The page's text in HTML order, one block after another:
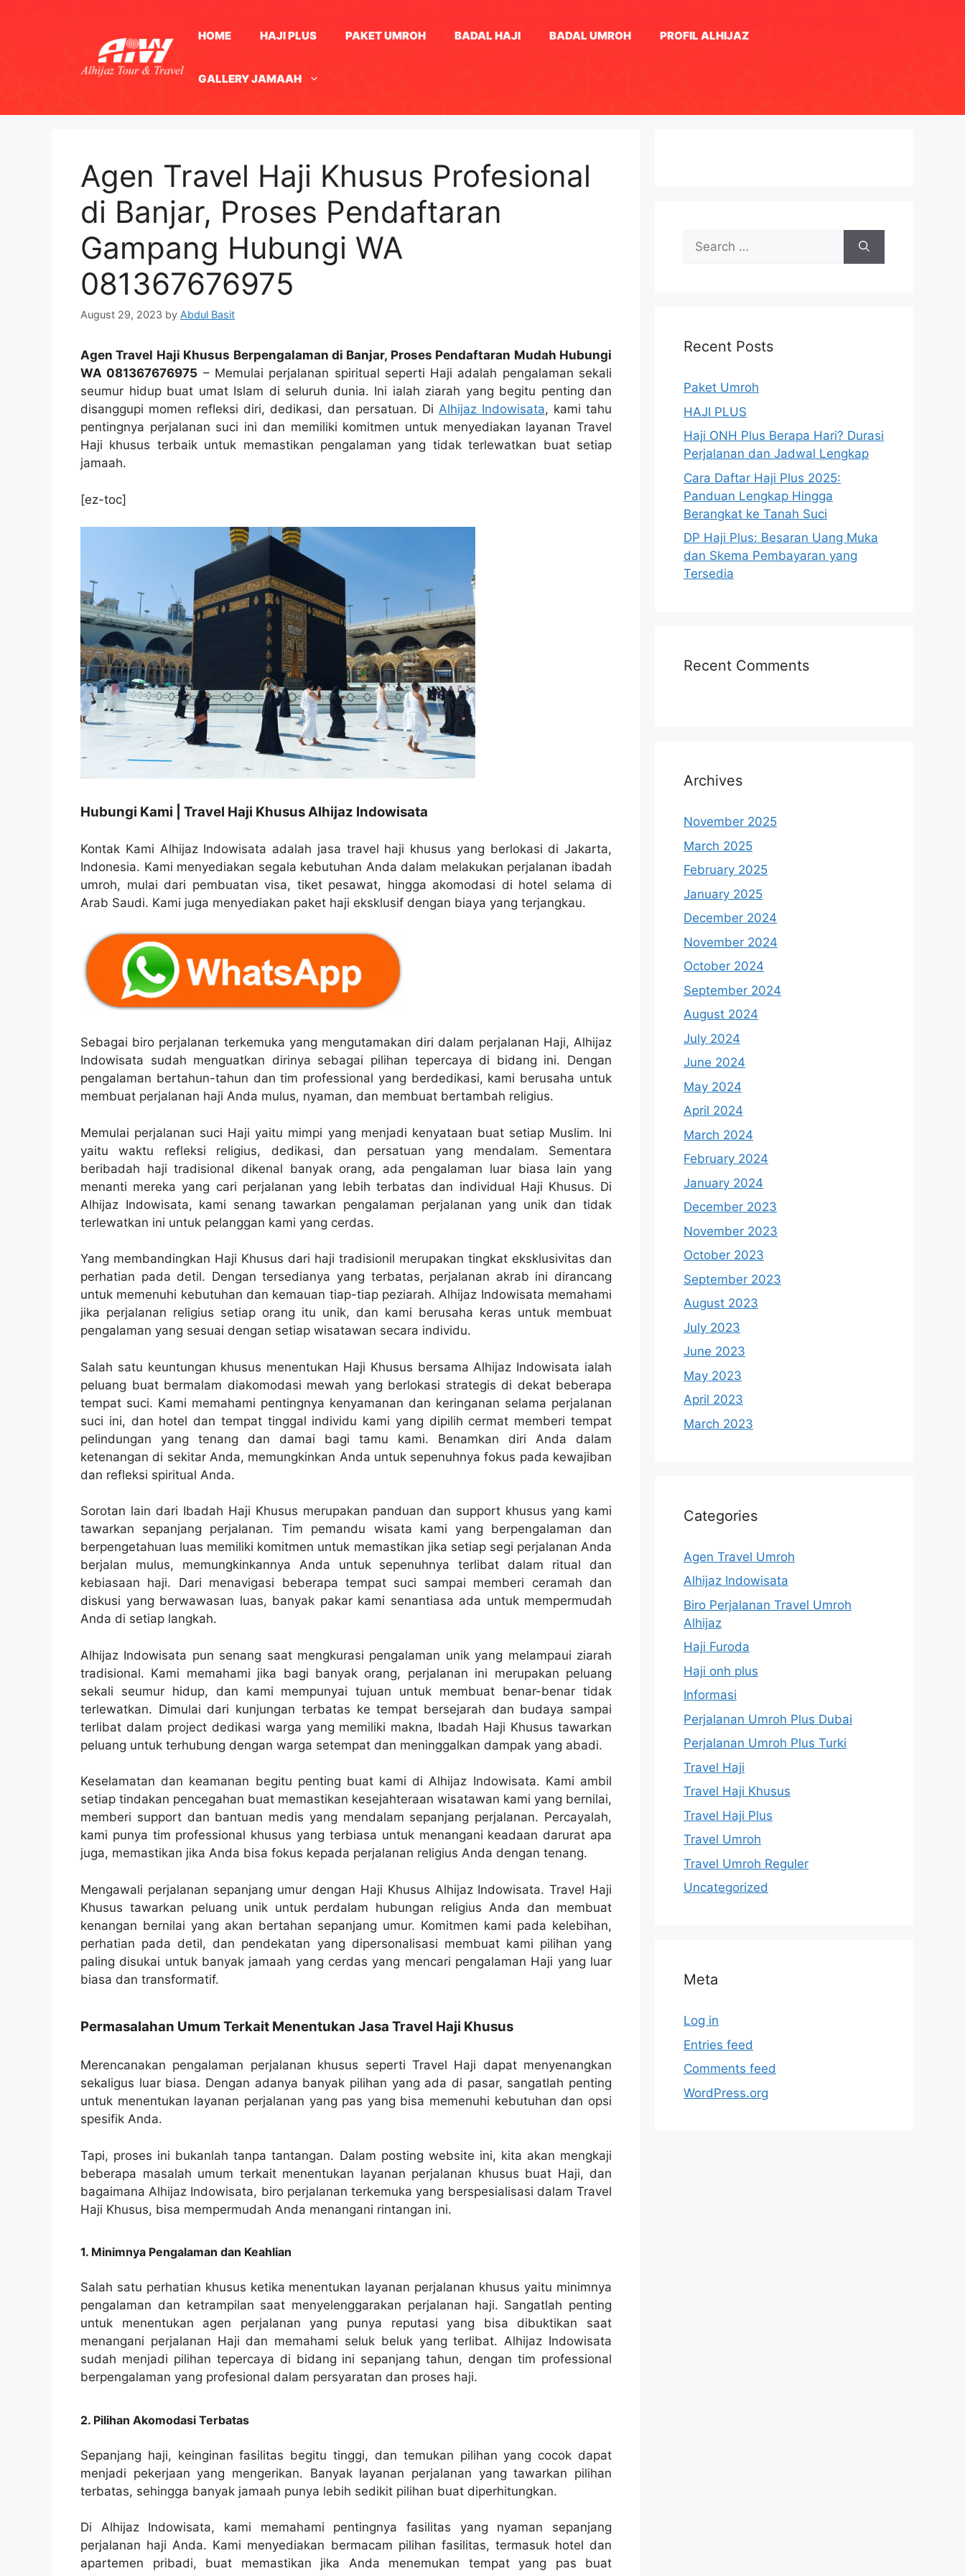
HOME HAJI PLUS PAKET UMROH BADAL HAJI BADAL UMROH PROFIL ALHIJAZ
GALLERY JAMAAH
Agen Travel Haji Khusus Profesional
di Banjar, Proses Pendaftaran
Gampang Hubungi WA
081367676975
August 29, 2023 by Abdul Basit
Agen Travel Haji Khusus Berpengalaman di Banjar, Proses Pendaftaran Mudah Hubungi
WA 081367676975 – Memulai perjalanan spiritual seperti Haji adalah pengalaman sekali
seumur hidup buat umat Islam di seluruh dunia. Ini ialah ziarah yang begitu penting dan
disanggupi momen refleksi diri, dedikasi, dan persatuan. Di Alhijaz Indowisata, kami tahu
pentingnya perjalanan suci ini dan memiliki komitmen untuk menyediakan layanan Travel
Haji khusus terbaik untuk memastikan pengalaman yang tidak terlewatkan buat setiap
jamaah.
[ez-toc]
Hubungi Kami | Travel Haji Khusus Alhijaz Indowisata
Kontak Kami Alhijaz Indowisata adalah jasa travel haji khusus yang berlokasi di Jakarta,
Indonesia. Kami menyediakan segala kebutuhan Anda dalam melakukan perjalanan ibadah
umroh, mulai dari pembuatan visa, tiket pesawat, hingga akomodasi di hotel selama di
Arab Saudi. Kami juga menyediakan paket haji eksklusif dengan biaya yang terjangkau.
Sebagai biro perjalanan terkemuka yang mengutamakan diri dalam perjalanan Haji, Alhijaz
Indowisata sudah menguatkan dirinya sebagai pilihan tepercaya di bidang ini. Dengan
pengalaman bertahun-tahun dan tim professional yang berdedikasi, kami berusaha untuk
membuat perjalanan haji Anda mulus, nyaman, dan membuat bertambah religius.
Memulai perjalanan suci Haji yaitu mimpi yang menjadi kenyataan buat setiap Muslim. Ini
yaitu waktu refleksi religius, dedikasi, dan persatuan yang mendalam. Sementara
beribadah haji tradisional dikenal banyak orang, ada pengalaman luar biasa lain yang
menanti mereka yang cari perjalanan yang lebih terbatas dan individual Haji Khusus. Di
Alhijaz Indowisata, kami senang tawarkan pengalaman perjalanan yang unik dan tidak
terlewatkan ini untuk pelanggan kami yang cerdas.
Yang membandingkan Haji Khusus dari haji tradisionil merupakan tingkat eksklusivitas dan
perhatian pada detil. Dengan tersedianya yang terbatas, perjalanan akrab ini dirancang
untuk memenuhi kebutuhan dan kemauan tiap-tiap peziarah. Alhijaz Indowisata memahami
jika perjalanan religius setiap orang itu unik, dan kami berusaha keras untuk membuat
pengalaman yang sesuai dengan setiap wisatawan secara individu.
Salah satu keuntungan khusus menentukan Haji Khusus bersama Alhijaz Indowisata ialah
peluang buat bermalam diakomodasi mewah yang berlokasi strategis di dekat beberapa
tempat suci. Kami memahami pentingnya kenyamanan dan keringanan selama perjalanan
suci ini, dan hotel dan tempat tinggal individu kami yang dipilih cermat memberi tempat
pelindungan yang tenang dan damai bagi tamu kami. Benamkan diri Anda dalam
ketenangan di sekitar Anda, memungkinkan Anda untuk sepenuhnya fokus pada kewajiban
dan refleksi spiritual Anda.
Sorotan lain dari Ibadah Haji Khusus merupakan panduan dan support khusus yang kami
tawarkan sepanjang perjalanan. Tim pemandu wisata kami yang berpengalaman dan
berpengetahuan luas memiliki komitmen untuk memastikan jika setiap segi perjalanan Anda
berjalan mulus, memungkinkannya Anda untuk sepenuhnya terlibat dalam ritual dan
kebiasaan haji. Dari menavigasi beberapa tempat suci sampai memberi ceramah dan
diskusi yang berwawasan luas, banyak pakar kami senantiasa ada untuk mempermudah
Anda di setiap langkah.
Alhijaz Indowisata pun senang saat mengkurasi pengalaman unik yang melampaui ziarah
tradisional. Kami memahami jika bagi banyak orang, perjalanan ini merupakan peluang
sekali seumur hidup, dan kami mempunyai tujuan untuk membuat benar-benar tidak
terlewatkan. Dimulai dari kunjungan terbatas ke tempat bersejarah dan budaya sampai
terlibat dalam project dedikasi warga yang memiliki makna, Ibadah Haji Khusus tawarkan
peluang untuk terhubung dengan warga setempat dan meninggalkan dampak yang abadi.
Keselamatan dan keamanan begitu penting buat kami di Alhijaz Indowisata. Kami ambil
setiap tindakan pencegahan buat memastikan kesejahteraan wisatawan kami yang bernilai,
memberi support dan bantuan medis yang mendalam sepanjang perjalanan. Percayalah,
kami punya tim professional khusus yang terbiasa untuk menangani keadaan darurat apa
juga, memastikan jika Anda bisa fokus kepada perjalanan religius Anda dengan tenang.
Mengawali perjalanan sepanjang umur dengan Haji Khusus Alhijaz Indowisata. Travel Haji
Khusus tawarkan peluang unik untuk perdalam hubungan religius Anda dan membuat
kenangan bernilai yang akan bertahan sepanjang umur. Komitmen kami pada kelebihan,
perhatian pada detil, dan pendekatan yang dipersonalisasi membuat kami pilihan yang
paling disukai untuk banyak jamaah yang cerdas yang mencari pengalaman Haji yang luar
biasa dan transformatif.
Permasalahan Umum Terkait Menentukan Jasa Travel Haji Khusus
Merencanakan pengalaman perjalanan khusus seperti Travel Haji dapat menyenangkan
sekaligus luar biasa. Dengan adanya banyak pilihan yang ada di pasar, sangatlah penting
untuk menentukan layanan perjalanan yang pas yang bisa memenuhi kebutuhan dan opsi
spesifik Anda.
Tapi, proses ini bukanlah tanpa tantangan. Dalam posting website ini, kita akan mengkaji
beberapa masalah umum terkait menentukan layanan perjalanan khusus buat Haji, dan
bagaimana Alhijaz Indowisata, biro perjalanan terkemuka yang berspesialisasi dalam Travel
Haji Khusus, bisa mempermudah Anda menangani rintangan ini.
1. Minimnya Pengalaman dan Keahlian
Salah satu perhatian khusus ketika menentukan layanan perjalanan khusus yaitu minimnya
pengalaman dan ketrampilan saat menyelenggarakan perjalanan haji. Sangatlah penting
untuk menentukan agen perjalanan yang punya reputasi yang bisa dibuktikan saat
menangani perjalanan Haji dan memahami seluk beluk yang terlibat. Alhijaz Indowisata
sudah menjadi pilihan tepercaya di bidang ini sepanjang tahun, dengan tim professional
berpengalaman yang profesional dalam persyaratan dan proses haji.
2. Pilihan Akomodasi Terbatas
Sepanjang haji, keinginan fasilitas begitu tinggi, dan temukan pilihan yang cocok dapat
menjadi pekerjaan yang mengerikan. Banyak layanan perjalanan yang tawarkan pilihan
terbatas, sehingga banyak jamaah punya lebih sedikit pilihan buat diperhitungkan.
Di Alhijaz Indowisata, kami memahami pentingnya fasilitas yang nyaman sepanjang
perjalanan haji Anda. Kami menyediakan bermacam pilihan fasilitas, termasuk hotel dan
apartemen pribadi, buat memastikan jika Anda menemukan tempat yang pas buat
Search
for:
Recent Posts
Paket Umroh
HAJI PLUS
Haji ONH Plus Berapa Hari? Durasi
Perjalanan dan Jadwal Lengkap
Cara Daftar Haji Plus 2025:
Panduan Lengkap Hingga
Berangkat ke Tanah Suci
DP Haji Plus: Besaran Uang Muka
dan Skema Pembayaran yang
Tersedia
Recent Comments
Archives
November 2025
March 2025
February 2025
January 2025
December 2024
November 2024
October 2024
September 2024
August 2024
July 2024
June 2024
May 2024
April 2024
March 2024
February 2024
January 2024
December 2023
November 2023
October 2023
September 2023
August 2023
July 2023
June 2023
May 2023
April 2023
March 2023
Categories
Agen Travel Umroh
Alhijaz Indowisata
Biro Perjalanan Travel Umroh
Alhijaz
Haji Furoda
Haji onh plus
Informasi
Perjalanan Umroh Plus Dubai
Perjalanan Umroh Plus Turki
Travel Haji
Travel Haji Khusus
Travel Haji Plus
Travel Umroh
Travel Umroh Reguler
Uncategorized
Meta
Log in
Entries feed
Comments feed
WordPress.org